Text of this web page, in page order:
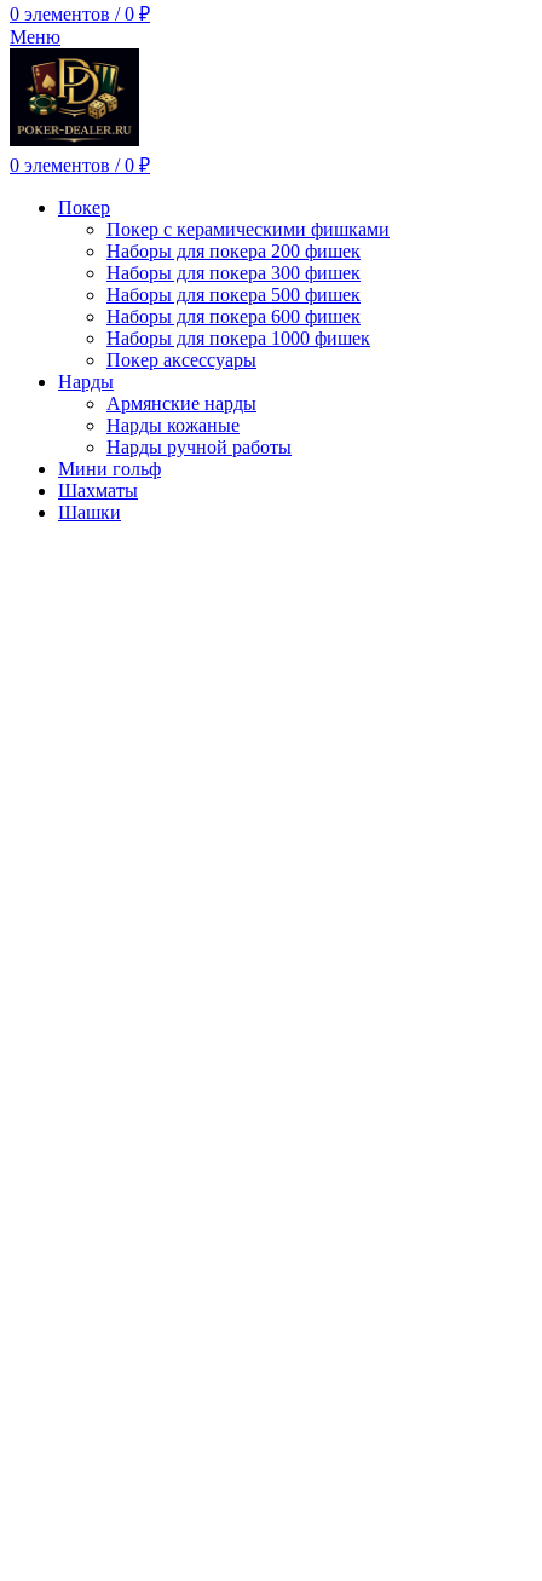
0 элементов / 0 ₽
Меню
0 элементов / 0 ₽
Покер
Покер с керамическими фишками
Наборы для покера 200 фишек
Наборы для покера 300 фишек
Наборы для покера 500 фишек
Наборы для покера 600 фишек
Наборы для покера 1000 фишек
Покер аксессуары
Нарды
Армянские нарды
Нарды кожаные
Нарды ручной работы
Мини гольф
Шахматы
Шашки